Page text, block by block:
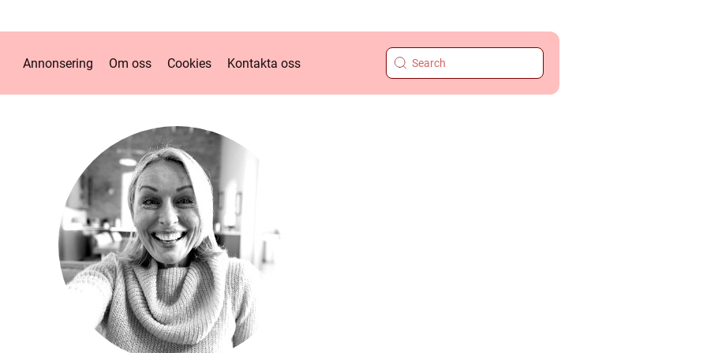
Annonsering Om oss Cookies Kontakta oss